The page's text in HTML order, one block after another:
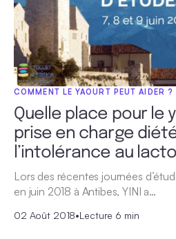
COMMENT LE YAOURT PEUT AIDER ?
Quelle place pour le
prise en charge
l’intolérance au
Lors des récentes journées
en juin 2018 à Antibes, YINI a…
02 Août 2018•Lecture 6 min